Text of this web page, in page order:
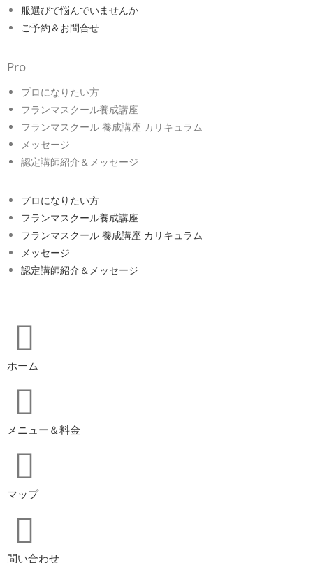
服選びで悩んでいませんか
ご予約＆お問合せ
Pro
プロになりたい方
フランマスクール養成講座
フランマスクール 養成講座 カリキュラム
メッセージ
認定講師紹介＆メッセージ
プロになりたい方
フランマスクール養成講座
フランマスクール 養成講座 カリキュラム
メッセージ
認定講師紹介＆メッセージ
ホーム
メニュー＆料金
マップ
問い合わせ